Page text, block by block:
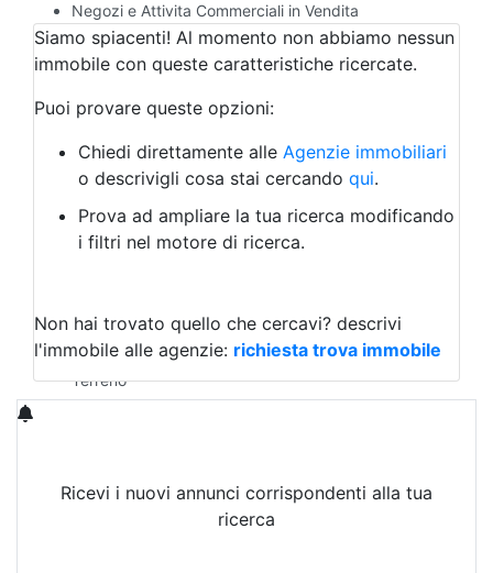
Negozi e Attivita Commerciali in Vendita
Qualsiasi
Attività/Licenza Commerciale
Azienda Agricola
Bar/Ristorante
Albergo
Laboratorio Artigianale
Negozio/locale commerciale
Agriturismo
Magazzini
Qualsiasi
Terreno edificabile
Terreno
Siamo spiacenti! Al momento non abbiamo nessun
immobile con queste caratteristiche ricercate.
Puoi provare queste opzioni:
Chiedi direttamente alle Agenzie immobiliari
o descrivigli cosa stai cercando qui.
Prova ad ampliare la tua ricerca modificando
i filtri nel motore di ricerca.
Non hai trovato quello che cercavi? descrivi
l'immobile alle agenzie: richiesta trova immobile
Ricevi i nuovi annunci corrispondenti alla tua
ricerca